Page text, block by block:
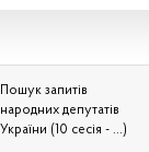
Пошук запитів
народних депутатів
України (10 сесія - ...)